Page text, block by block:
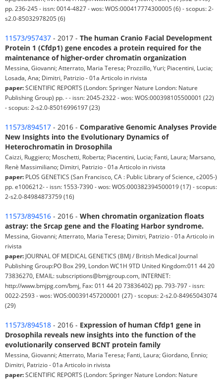
pp. 236-245 - issn: 0014-4827 - wos: WOS:000417774300005 (6) - scopus: 2-
s2.0-85032978205 (6)
11573/957437 - 2017 - The human Cranio Facial Development
Protein 1 (Cfdp1) gene encodes a protein required for the
maintenance of higher-order chromatin organization
Messina, Giovanni; Atterrato, Maria Teresa; Prozzillo, Yuri; Piacentini, Lucia;
Losada, Ana; Dimitri, Patrizio - 01a Articolo in rivista
paper:SCIENTIFIC REPORTS (London: Springer Nature London: Nature
Publishing Group) pp. - - issn: 2045-2322 - wos: WOS:000398105500001 (22)
- scopus: 2-s2.0-85016996197 (23)
11573/894517 - 2016 - Comparative Genomic Analyses Provide
New Insights into the Evolutionary Dynamics of
Heterochromatin in Drosophila
Caizzi, Ruggiero; Moschetti, Roberta; Piacentini, Lucia; Fanti, Laura; Marsano,
Renè Massimiliano; Dimitri, Patrizio - 01a Articolo in rivista
paper: PLOS GENETICS (San Francisco, CA : Public Library of Science, c2005-)
pp. e1006212- - issn: 1553-7390 - wos: WOS:000382394500019 (17) - scopus:
2-s2.0-84984873759 (16)
11573/894516 - 2016 - When chromatin organization floats
astray: the Srcap gene and the Floating Harbor syndrome.
Messina, Giovanni; Atterrato, Maria Teresa; Dimitri, Patrizio - 01a Articolo in
rivista
paper: JOURNAL OF MEDICAL GENETICS (BMJ / British Medical Journal
Publishing Group:PO Box 299, London WC1H 9TD United Kingdom:011 44 20
73836270, EMAIL: subscriptions@bmjgroup.com, INTERNET:
http://www.bmjpg.com/bmj, Fax: 011 44 20 73836402) pp. 793-797 - issn:
0022-2593 - wos: WOS:000391457200001 (27) - scopus: 2-s2.0-84965043074
(29)
11573/894518 - 2016 - Expression of human Cfdp1 gene in
Drosophila reveals new insights into the function of the
evolutionarily conserved BCNT protein family
Messina, Giovanni; Atterrato, Maria Teresa; Fanti, Laura; Giordano, Ennio;
Dimitri, Patrizio - 01a Articolo in rivista
paper:SCIENTIFIC REPORTS (London: Springer Nature London: Nature